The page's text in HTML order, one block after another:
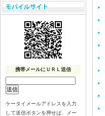
携帯メールにＵＲＬ送信
ケータイメールアドレスを入力
して送信ボタンを押せば、メー